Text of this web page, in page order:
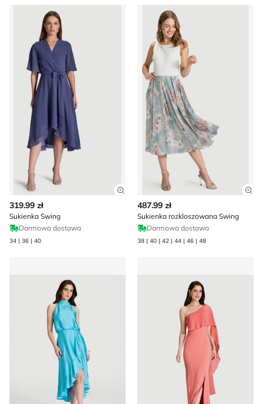
Sukienka Swing
Zobacz szczegóły produktu
319.99 zł
Sukienka Swing
Darmowa dostawa
34 | 36 | 40
Sukienka rozkloszowana
487.99 zł
Sukienka rozkloszowana Swing
Darmowa dostawa
38 | 40 | 42 | 44 | 46 | 48